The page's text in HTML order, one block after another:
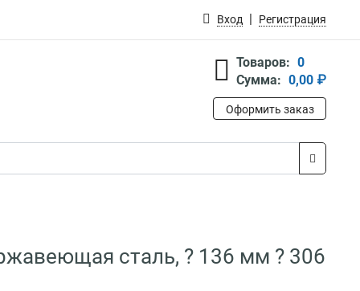
Вход Регистрация
Товаров: 0
Сумма: 0,00 ₽
Оформить заказ
сталь, ? 136 мм ? 306